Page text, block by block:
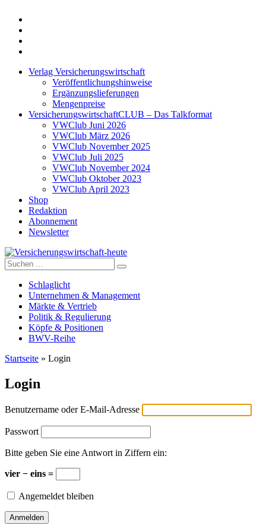
Verlag Versicherungswirtschaft
Veröffentlichungshinweise
Ergänzungslieferungen
Mengenpreise
VersicherungswirtschaftCLUB – Das Talkformat
VWClub Juni 2026
VWClub März 2026
VWClub November 2025
VWClub Juli 2025
VWClub November 2024
VWClub Oktober 2023
VWClub April 2023
Shop
Redaktion
Abonnement
Newsletter
Versicherungswirtschaft-heute
Suche
nach:
Schlaglicht
Unternehmen & Management
Märkte & Vertrieb
Politik & Regulierung
Köpfe & Positionen
BWV-Reihe
Startseite » Login
Login
Benutzername oder E-Mail-Adresse
Passwort
Bitte geben Sie eine Antwort in Ziffern ein:
vier − eins =
Angemeldet bleiben